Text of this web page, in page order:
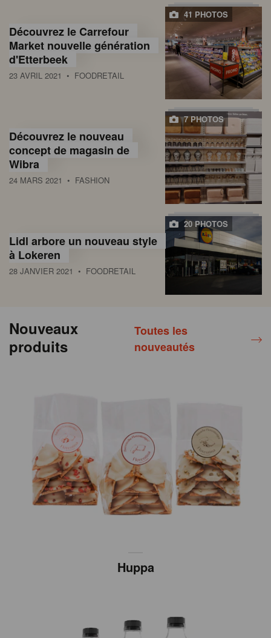
41 PHOTOS
Découvrez le Carrefour
Market nouvelle génération
d'Etterbeek
23 AVRIL 2021 • FOODRETAIL
7 PHOTOS
Découvrez le nouveau
concept de magasin de
Wibra
24 MARS 2021 • FASHION
20 PHOTOS
Lidl arbore un nouveau style
à Lokeren
28 JANVIER 2021 • FOODRETAIL
Nouveaux
produits
Toutes les
nouveautés
Huppa